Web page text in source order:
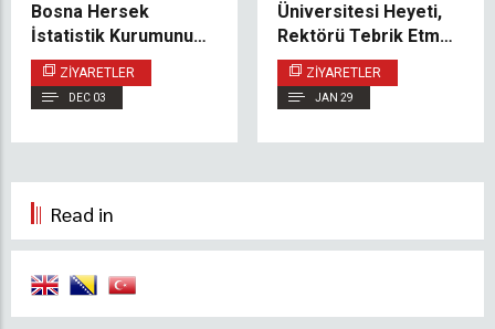
Bosna Hersek
İstatistik Kurumunu
Ziyaret Etti
ZIYARETLER
DEC 03
Üniversitesi Heyeti,
Rektörü Tebrik Etmek
ve Gelecek İş
Birliklerini Görüşmek
Üzere IUS’u Ziyaret
ZIYARETLER
JAN 29
Read in